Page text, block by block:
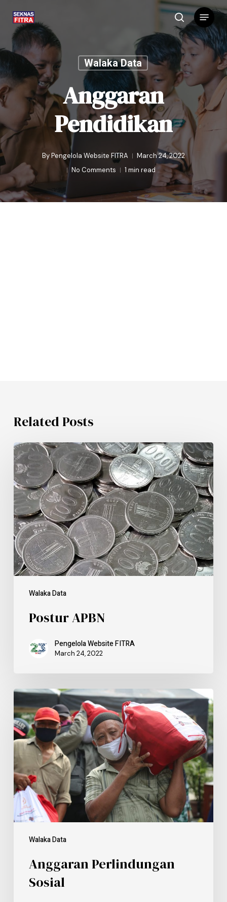
main
content
search
Menu
Walaka Data
Anggaran
Pendidikan
ByPengelola Website FITRA
March 24, 2022
No Comments
1 min read
Related Posts
Walaka Data
Postur APBN
Pengelola Website FITRA
March 24, 2022
Walaka Data
Anggaran Perlindungan
Sosial